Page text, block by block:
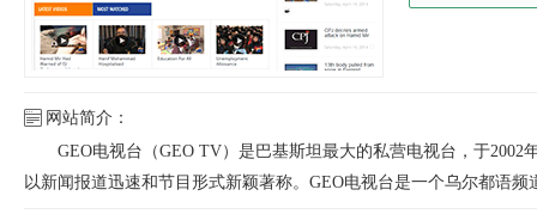
网站简介：
GEO电视台（GEO TV）是巴基斯坦最大的私营电视台，于
以新闻报道迅速和节目形式新颖著称。GEO电视台是一个乌尔都语频